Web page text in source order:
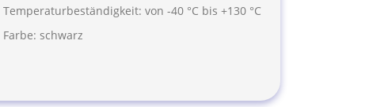
Temperaturbeständigkeit: von -40 °C bis +130 °C
Farbe: schwarz